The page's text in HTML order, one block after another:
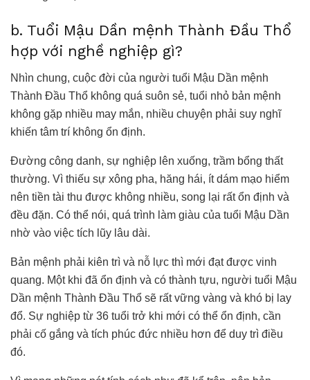
b. Tuổi Mậu Dần mệnh Thành Đầu Thổ
hợp với nghề nghiệp gì?
Nhìn chung, cuộc đời của người tuổi Mậu Dần mệnh
Thành Đầu Thổ không quá suôn sẻ, tuổi nhỏ bản mệnh
không gặp nhiều may mắn, nhiều chuyện phải suy nghĩ
khiến tâm trí không ổn định.
Đường công danh, sự nghiệp lên xuống, trầm bổng thất
thường. Vì thiếu sự xông pha, hăng hái, ít dám mạo hiểm
nên tiền tài thu được không nhiều, song lại rất ổn định và
đều đặn. Có thể nói, quá trình làm giàu của tuổi Mậu Dần
nhờ vào việc tích lũy lâu dài.
Bản mệnh phải kiên trì và nỗ lực thì mới đạt được vinh
quang. Một khi đã ổn định và có thành tựu, người tuổi Mậu
Dần mệnh Thành Đầu Thổ sẽ rất vững vàng và khó bị lay
đổ. Sự nghiệp từ 36 tuổi trở khi mới có thể ổn định, cần
phải cố gắng và tích phúc đức nhiều hơn để duy trì điều
đó.